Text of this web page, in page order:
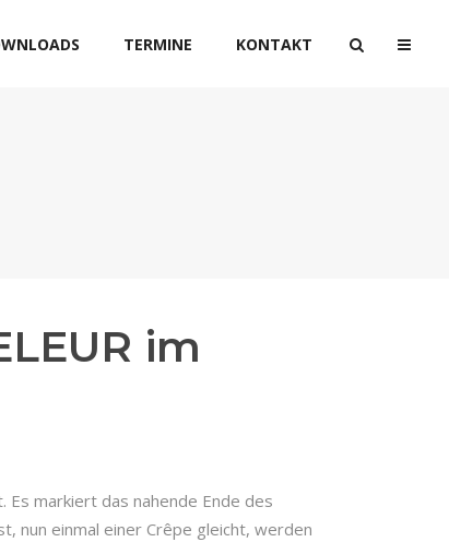
TERMINE KONTAKT
im
Es markiert das nahende Ende des
nun einmal einer Crêpe gleicht, werden